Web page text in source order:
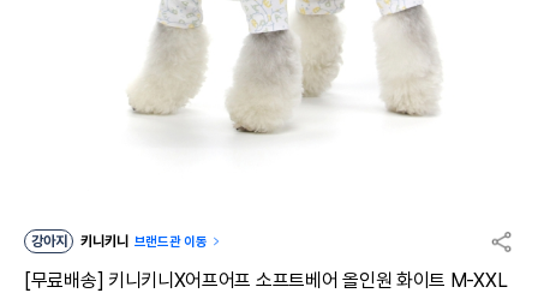
강아지 키니키니 브랜드관 이동
[무료배송] 키니키니X어프어프 소프트베어 올인원 화이트 M-XXL